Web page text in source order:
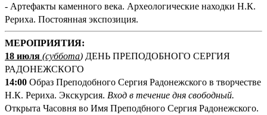
- Артефакты каменного века. Археологические находки Н.К.
Рериха. Постоянная экспозиция.
МЕРОПРИЯТИЯ:
18 июля (суббота) ДЕНЬ ПРЕПОДОБНОГО СЕРГИЯ
РАДОНЕЖСКОГО
14:00 Образ Преподобного Сергия Радонежского в творчестве
Н.К. Рериха. Экскурсия. Вход в течение дня свободный.
Открыта Часовня во Имя Преподбного Сергия Радонежского.